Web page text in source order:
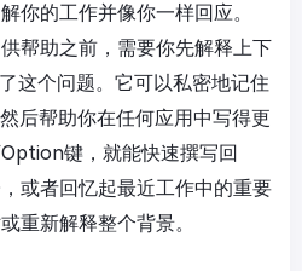
你的工作并像你一样回应。
帮助之前，需要你先解释上下
这个问题。它可以私密地记住
后帮助你在任何应用中写得更
键，就能快速撰写回
或者回忆起最近工作中的重要
重新解释整个背景。